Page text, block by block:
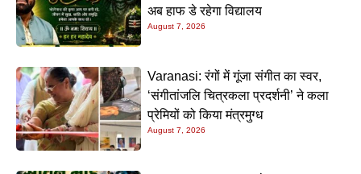
अब हाफ डे रहेगा विद्यालय
August 7, 2026
Varanasi: रंगों में गूंजा संगीत का स्वर,
‘संगीतांजलि चित्रकला प्रदर्शनी’ ने कला
प्रेमियों को किया मंत्रमुग्ध
August 7, 2026